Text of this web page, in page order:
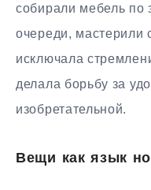
собирали мебель по
очереди, мастерили
исключала
делала борьбу за
изобретательной.
Вещи как язык